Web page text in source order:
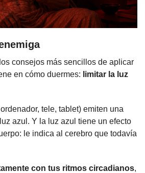
consejos más sencillos de aplicar
en cómo duermes: limitar la luz
tele, tablet) emiten una
azul. Y la luz azul tiene un efecto
le indica al cerebro que todavía
con tus ritmos circadianos,